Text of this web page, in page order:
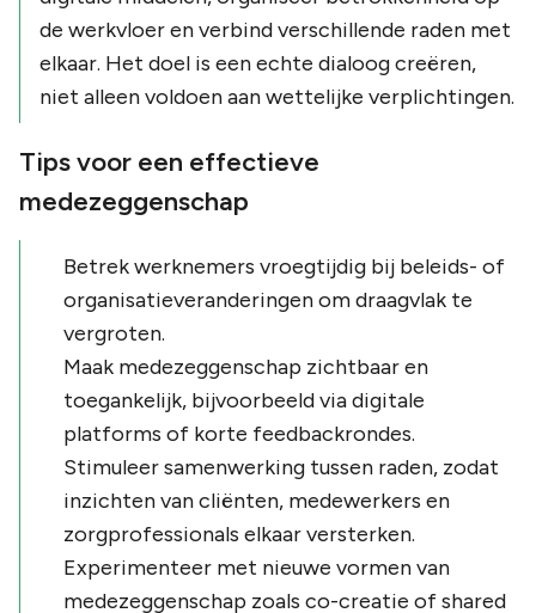
de werkvloer en verbind verschillende raden met
elkaar. Het doel is een echte dialoog creëren,
niet alleen voldoen aan wettelijke verplichtingen.
Tips voor een effectieve
medezeggenschap
Betrek werknemers vroegtijdig bij beleids- of
organisatieveranderingen om draagvlak te
vergroten.
Maak medezeggenschap zichtbaar en
toegankelijk, bijvoorbeeld via digitale
platforms of korte feedbackrondes.
Stimuleer samenwerking tussen raden, zodat
inzichten van cliënten, medewerkers en
zorgprofessionals elkaar versterken.
Experimenteer met nieuwe vormen van
medezeggenschap zoals co-creatie of shared